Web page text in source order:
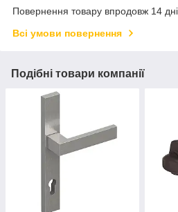
Повернення товару впродовж 14
Всі умови повернення
Подібні товари компанії